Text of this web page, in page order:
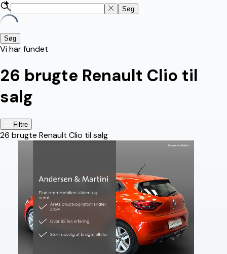
Søg
Søg
Vi har fundet
26 brugte Renault Clio til
salg
Filtre
26 brugte Renault Clio til salg